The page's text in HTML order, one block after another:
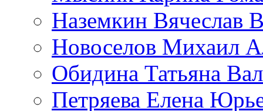
Наземкин Вячеслав
Новоселов Михаил
Обидина Татьяна
Петряева Елена